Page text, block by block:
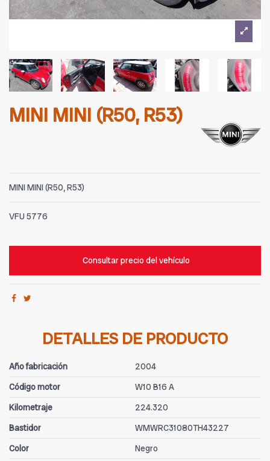
MINI MINI (R50, R53)
MINI MINI (R50, R53)
VFU 5776
Consultar precio del vehículo
DETALLES DE PRODUCTO
Año fabricación
2004
Código motor
W10 B16 A
Kilometraje
224.320
Bastidor
WMWRC31080TH43227
Color
Negro